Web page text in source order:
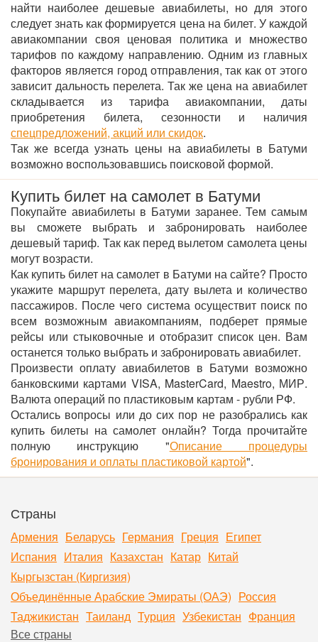
найти наиболее дешевые авиабилеты, но для этого
следует знать как формируется цена на билет. У каждой
авиакомпании своя ценовая политика и множество
тарифов по каждому направлению. Одним из главных
факторов является город отправления, так как от этого
зависит дальность перелета. Так же цена на авиабилет
складывается из тарифа авиакомпании, даты
приобретения билета, сезонности и наличия
спецпредложений, акций или скидок.
Так же всегда узнать цены на авиабилеты в Батуми
возможно воспользовавшись поисковой формой.
Купить билет на самолет в Батуми
Покупайте авиабилеты в Батуми заранее. Тем самым
вы сможете выбрать и забронировать наиболее
дешевый тариф. Так как перед вылетом самолета цены
могут возрасти.
Как купить билет на самолет в Батуми на сайте? Просто
укажите маршрут перелета, дату вылета и количество
пассажиров. После чего система осуществит поиск по
всем возможным авиакомпаниям, подберет прямые
рейсы или стыковочные и отобразит список цен. Вам
останется только выбрать и забронировать авиабилет.
Произвести оплату авиабилетов в Батуми возможно
банковскими картами VISA, MasterCard, Maestro, МИР.
Валюта операций по пластиковым картам - рубли РФ.
Остались вопросы или до сих пор не разобрались как
купить билеты на самолет онлайн? Тогда прочитайте
полную инструкцию "Описание процедуры
бронирования и оплаты пластиковой картой".
Страны
Армения Беларусь Германия Греция Египет
Испания Италия Казахстан Катар Китай
Кыргызстан (Киргизия)
Объединённые Арабские Эмираты (ОАЭ) Россия
Таджикистан Таиланд Турция Узбекистан Франция
Все страны